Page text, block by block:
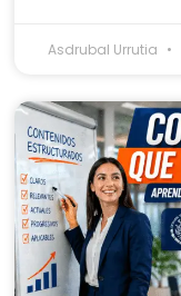
Asdrubal Urrutia